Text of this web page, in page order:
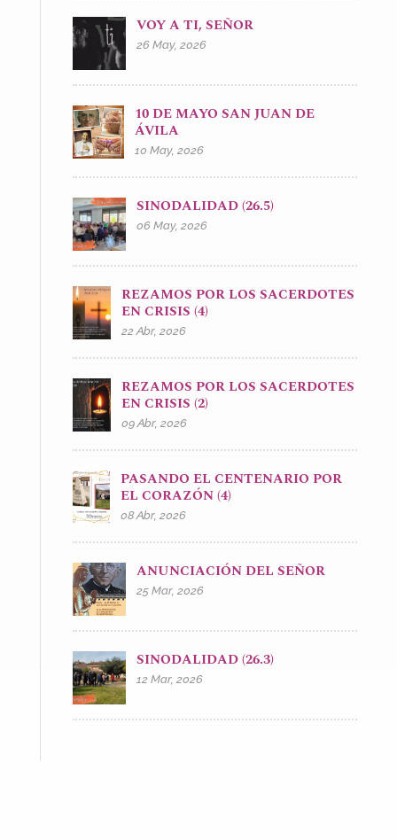
VOY A TI, SEÑOR
26 May, 2026
10 DE MAYO SAN JUAN DE
ÁVILA
10 May, 2026
SINODALIDAD (26.5)
06 May, 2026
REZAMOS POR LOS SACERDOTES
EN CRISIS (4)
22 Abr, 2026
REZAMOS POR LOS SACERDOTES
EN CRISIS (2)
09 Abr, 2026
PASANDO EL CENTENARIO POR
EL CORAZÓN (4)
08 Abr, 2026
ANUNCIACIÓN DEL SEÑOR
25 Mar, 2026
SINODALIDAD (26.3)
12 Mar, 2026